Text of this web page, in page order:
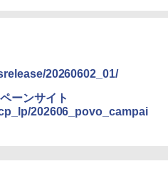
20260602_01/
ーンサイト
202606_povo_campai